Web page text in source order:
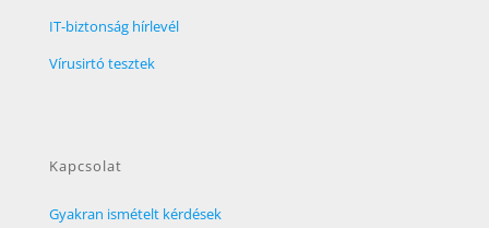
IT-biztonság hírlevél
Vírusirtó tesztek
Kapcsolat
Gyakran ismételt kérdések